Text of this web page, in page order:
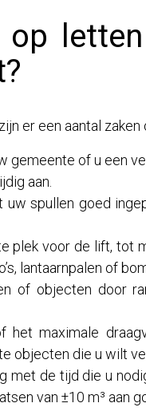
er een aantal
gemeente of u een
aan.
uw spullen goed
plek voor de lift, tot
lantaarnpalen of
of objecten door
het maximale
objecten die u wilt
met de tijd die u
van ±10 m³ aan